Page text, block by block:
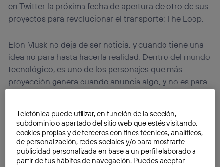
en Twitter la próxima fecha de apertura de otro de sus
proyectos para revolucionar el transporte: The Loop.
Elon Musk no deja de ser noticia, y cuando tiene una
idea no para hasta hacerla realidad. Dentro del mundo
tecnológico, es uno de los personajes que más
proyección genera cuando anuncia algo, y no es para
Desde la fundación dePaypal, Elon Musk ha
desarrolladoproyectos futuristaspara revolucionar
el transporte comoTesla,SpaceXoThe Boring
Telefónica puede utilizar, en función de la sección,
subdominio o apartado del sitio web que estés visitando,
cookies propias y de terceros con fines técnicos, analíticos,
de personalización, redes sociales y/o para mostrarte
publicidad personalizada en base a un perfil elaborado a
partir de tus hábitos de navegación. Puedes aceptar